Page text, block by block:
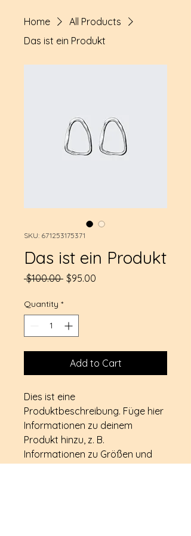
Home
All Products
Das ist ein Produkt
SKU: 671253175371
Das ist ein Produkt
$100.00 Regular
$95.00
Quantity *
Add to Cart
Dies ist eine
Produktbeschreibung. Füge hier
Informationen zu deinem
Produkt hinzu, z. B.
Informationen zu Größen und